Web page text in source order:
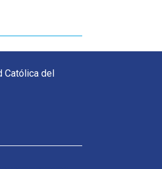
Católica del